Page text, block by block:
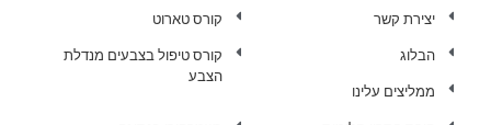
יצירת קשר
הבלוג
ממליצים עלינו
קורס טארוט
קורס טיפול בצבעים מנדלת
הצבע